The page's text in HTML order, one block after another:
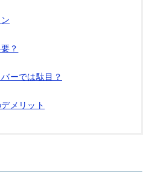
？
ーでは駄目？
メリット